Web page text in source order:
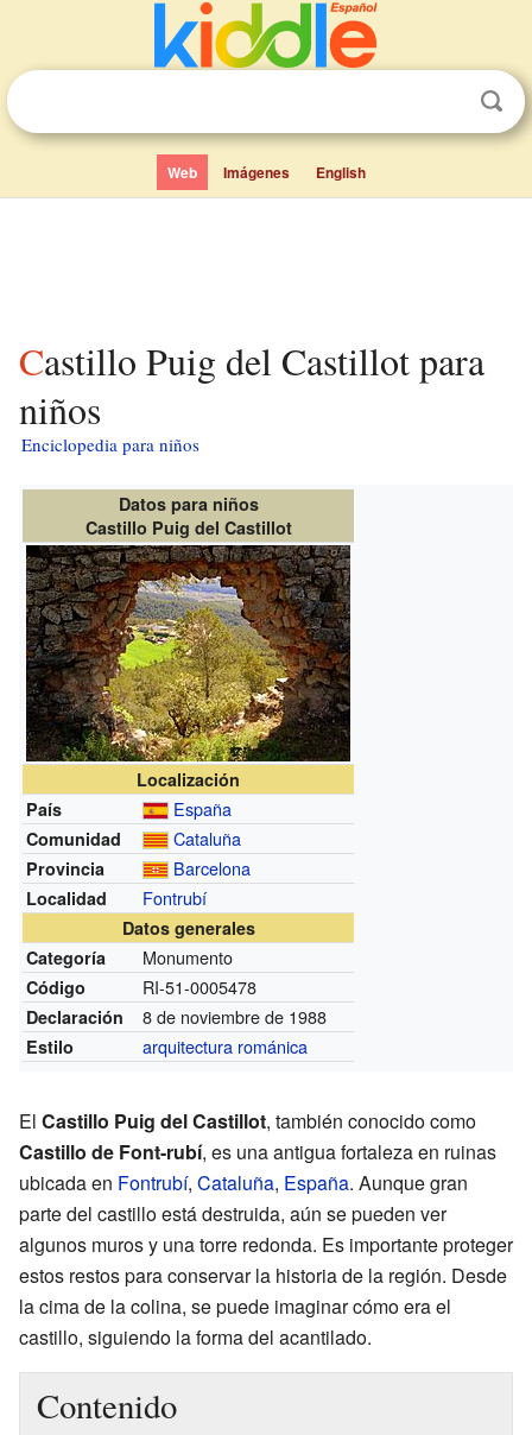
Web Imágenes English
Castillo Puig del Castillot para
niños
Enciclopedia para niños
Datos para niños
Castillo Puig del Castillot
Localización
País
España
Comunidad Cataluña
Provincia Barcelona
Localidad Fontrubí
Datos generales
Categoría
Monumento
Código RI-51-0005478
Declaración 8 de noviembre de 1988
Estilo arquitectura románica
El Castillo Puig del Castillot, también conocido como
Castillo de Font-rubí, es una antigua fortaleza en ruinas
ubicada en Fontrubí, Cataluña, España. Aunque gran
parte del castillo está destruida, aún se pueden ver
algunos muros y una torre redonda. Es importante proteger
estos restos para conservar la historia de la región. Desde
la cima de la colina, se puede imaginar cómo era el
castillo, siguiendo la forma del acantilado.
Contenido